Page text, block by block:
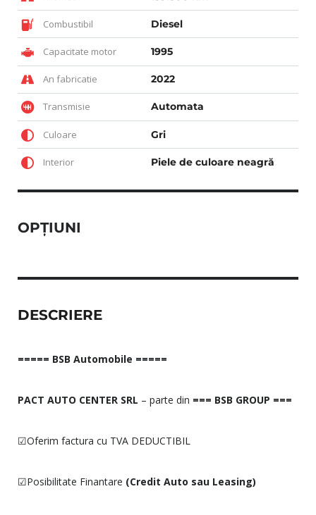
Combustibil Diesel
Capacitate motor 1995
An fabricatie 2022
Transmisie Automata
Culoare Gri
Interior Piele de culoare neagră
OPȚIUNI
DESCRIERE
===== BSB Automobile =====
PACT AUTO CENTER SRL – parte din === BSB GROUP ===
☑Oferim factura cu TVA DEDUCTIBIL
☑Posibilitate Finantare (Credit Auto sau Leasing)